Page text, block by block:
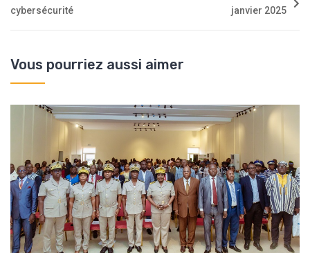
cybersécurité
janvier 2025
Vous pourriez aussi aimer